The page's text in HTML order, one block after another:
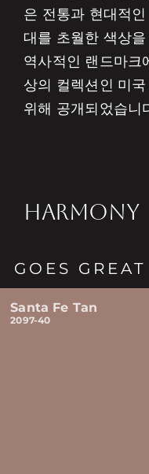
은 전통과 현대적
대를 초월한 색상
역사적인 랜드마크
상의 컬렉션인 미
위해 공개되었습니
HARMONY
GOES
Santa Fe Tan
2097-40